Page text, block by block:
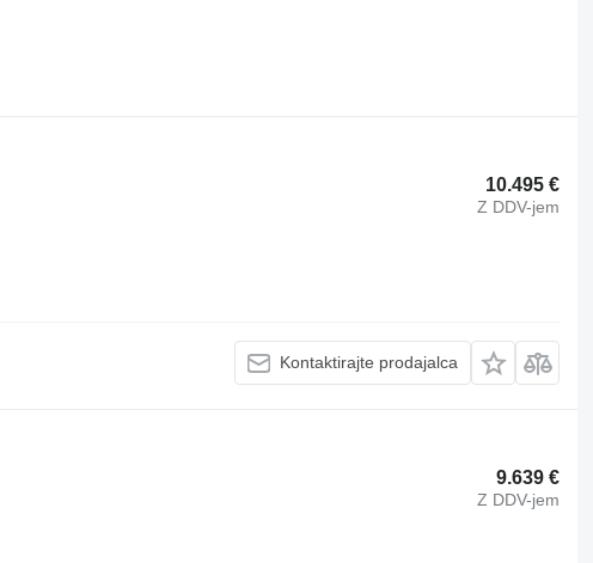
10.495 €
Z DDV-jem
Kontaktirajte prodajalca
9.639 €
Z DDV-jem